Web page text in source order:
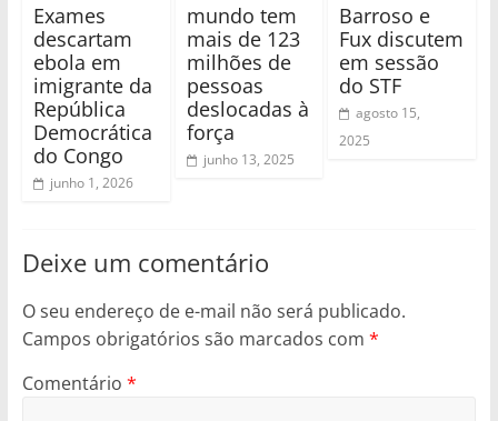
Exames
descartam
ebola em
imigrante da
República
Democrática
do Congo
junho 1, 2026
mundo tem
mais de 123
milhões de
pessoas
deslocadas à
força
junho 13, 2025
Barroso e
Fux discutem
em sessão
do STF
agosto 15,
2025
Deixe um comentário
O seu endereço de e-mail não será publicado.
Campos obrigatórios são marcados com *
Comentário *